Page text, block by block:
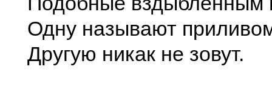
Одну называют
Другую никак не зовут.